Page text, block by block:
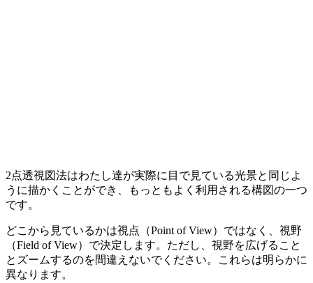
2点透視図法はわたし達が実際に目で見ている光景と同じよ
うに描かくことができ、もっともよく利用される構図の一つ
です。
どこから見ているかは視点（Point of View）ではなく、視野
（Field of View）で決定します。ただし、視野を広げること
とズームするのを間違えないでください。これらは明らかに
異なります。